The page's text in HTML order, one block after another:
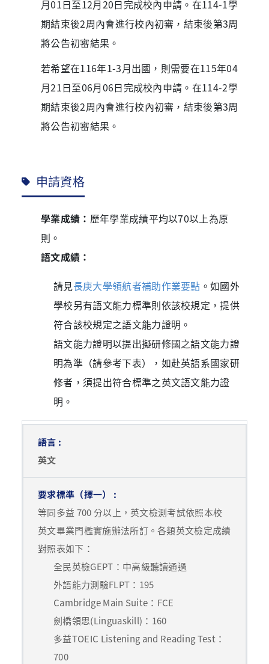
月01日至12月20日完成校內申請。在114-1學
期結束後2周內會進行校內初審，結束後第3周
將公告初審結果。
若希望在116年1-3月出國，則需要在115年04
月21日至06月06日完成校內申請。在114-2學
期結束後2周內會進行校內初審，結束後第3周
將公告初審結果。
申請資格
學業成績： 歷年學業成績平均以70以上為原
則。
語文成績：
請見長庚大學領航者補助作業要點 。如國外
學校另有語文能力標準則依該校規定，提供
符合該校規定之語文能力證明。
語文能力證明以提出擬研修國之語文能力證
明為準（請參考下表），如赴英語系國家研
修者，須提出符合標準之英文語文能力證
明。
英文
等同多益 700 分以上，英文檢測考試依照本校
英文畢業門檻實施辦法所訂。各類英文檢定成績
對照表如下：
全民英檢GEPT：中高級聽讀通過
外語能力測驗FLPT：195
Cambridge Main Suite：FCE
劍橋領思(Linguaskill)：160
多益TOEIC Listening and Reading Test：
700